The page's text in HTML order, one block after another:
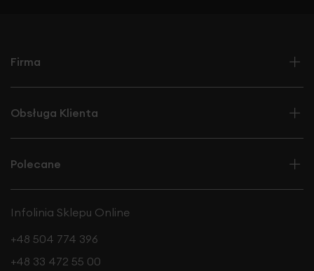
Firma
Obsługa Klienta
Polecane
Infolinia Sklepu Online
+48 504 774 396
+48 33 472 55 00